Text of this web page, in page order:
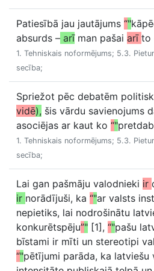
Patiesībā jau jautājums “"
absurds – arīman pašai arī to
1. Tehniskais noformējums; 5.3.
secība;
Spriežot pēc debatēm
vidē), šis vārdu savienojums
asociējas ar kaut ko “"
1. Tehniskais noformējums; 5.3.
secība;
Lai gan pašmāju valodnieki ir
ir norādījuši, ka “"ar valsts
nepietiks, lai nodrošinātu
konkurētspēju”" [1], “"pašu
bīstami ir mīti un stereotipi
“"pētījumi parāda, ka latviešu